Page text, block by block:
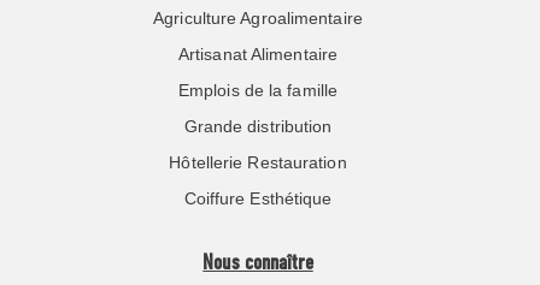
Agriculture Agroalimentaire
Artisanat Alimentaire
Emplois de la famille
Grande distribution
Hôtellerie Restauration
Coiffure Esthétique
Nous connaître